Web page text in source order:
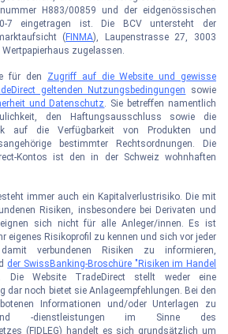
H883/00859 und der eidgenössischen
7 eingetragen ist. Die BCV untersteht der
(FINMA), Laupenstrasse 27, 3003
zugelassen.
für den Zugriff auf die Website und gewisse
geltenden Nutzungsbedingungen
sowie
und Datenschutz. Sie betreffen namentlich
den Haftungsausschluss sowie die
auf die Verfügbarkeit von Produkten und
bestimmter Rechtsordnungen. Die
Kontos ist den in der Schweiz wohnhaften
immer auch ein Kapitalverlustrisiko. Die mit
Risiken, insbesondere bei Derivaten und
eignen sich nicht für alle Anleger/innen. Es ist
eigenes Risikoprofil zu kennen und sich vor jeder
verbundenen Risiken zu informieren,
der SwissBanking-Broschüre "Risiken im Handel
. Die Website TradeDirect stellt weder eine
dar noch bietet sie Anlageempfehlungen. Bei den
Informationen und/oder Unterlagen zu
und -dienstleistungen im Sinne des
(FIDLEG) handelt es sich grundsätzlich um